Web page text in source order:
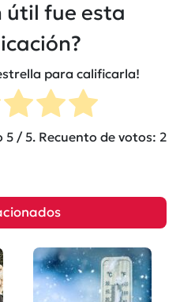
útil fue esta
para calificarla!
5/ 5. Recuento de votos: 2